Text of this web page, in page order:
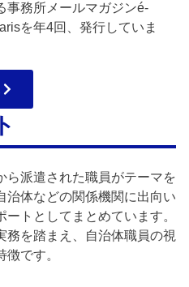
事務所メールマガジンé-
を年4回、発行していま
ら派遣された職員がテーマを
治体などの関係機関に出向い
トとしてまとめています。
務を踏まえ、自治体職員の視
です。